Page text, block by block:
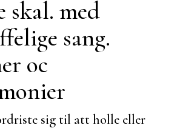
skal. med
sang.
oc
sig til att holle eller